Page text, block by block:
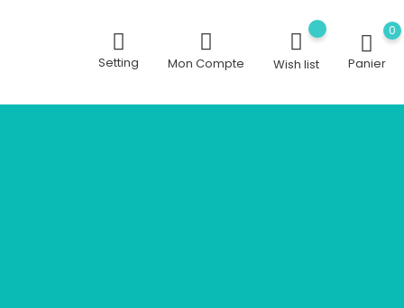
Setting Mon Compte Wish list
0
Panier